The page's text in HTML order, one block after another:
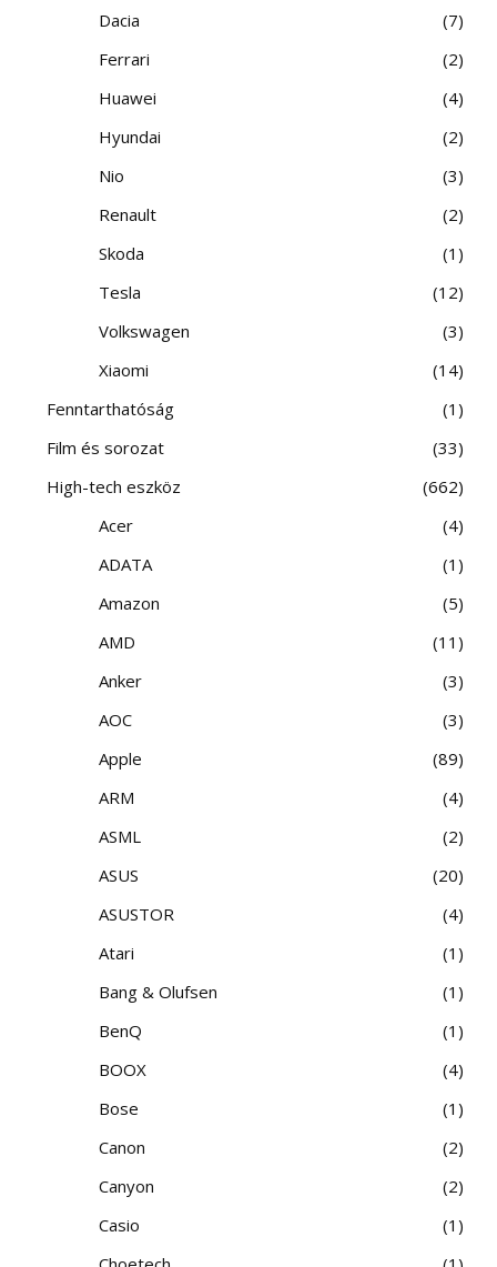
Dacia
7
Ferrari
2
Huawei
4
Hyundai
2
Nio
3
Renault
2
Skoda
1
Tesla
12
Volkswagen
3
Xiaomi
14
Fenntarthatóság
1
Film és sorozat
33
High-tech eszköz
662
Acer
4
ADATA
1
Amazon
5
AMD
11
Anker
3
AOC
3
Apple
89
ARM
4
ASML
2
ASUS
20
ASUSTOR
4
Atari
1
Bang & Olufsen
1
BenQ
1
BOOX
4
Bose
1
Canon
2
Canyon
2
Casio
1